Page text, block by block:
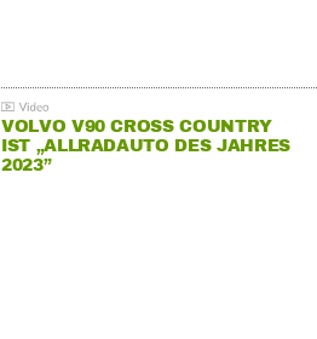
VOLVO V90 CROSS COUNTRY
IST „ALLRADAUTO DES JAHRES
2023”